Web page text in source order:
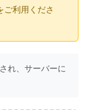
利用くださ
れ、サーバーに